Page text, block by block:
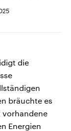
die
bräuchte es
vorhandene
Energien